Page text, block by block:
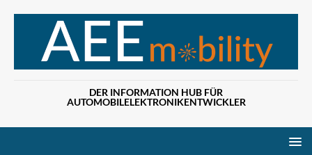
DER INFORMATION HUB FÜR
AUTOMOBILELEKTRONIKENTWICKLER